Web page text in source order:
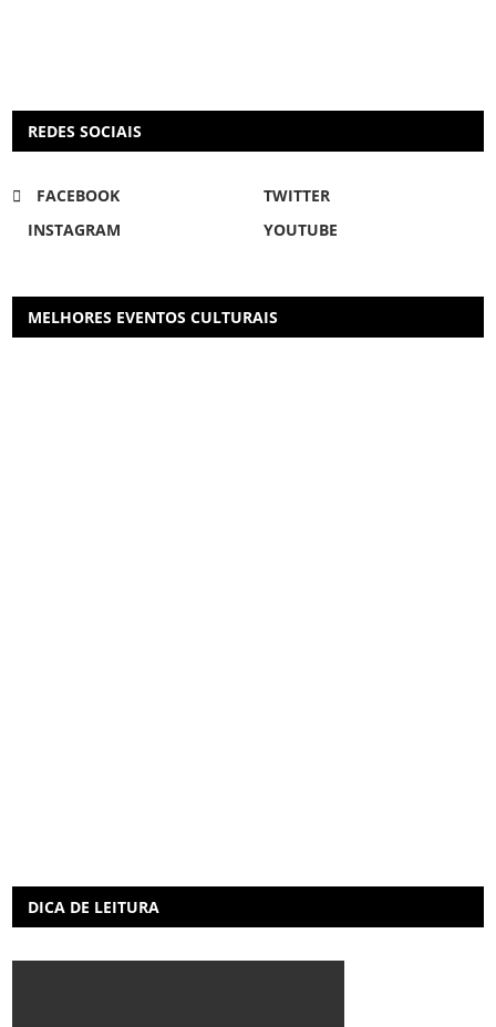
REDES SOCIAIS
FACEBOOK
TWITTER
INSTAGRAM
YOUTUBE
MELHORES EVENTOS CULTURAIS
DICA DE LEITURA